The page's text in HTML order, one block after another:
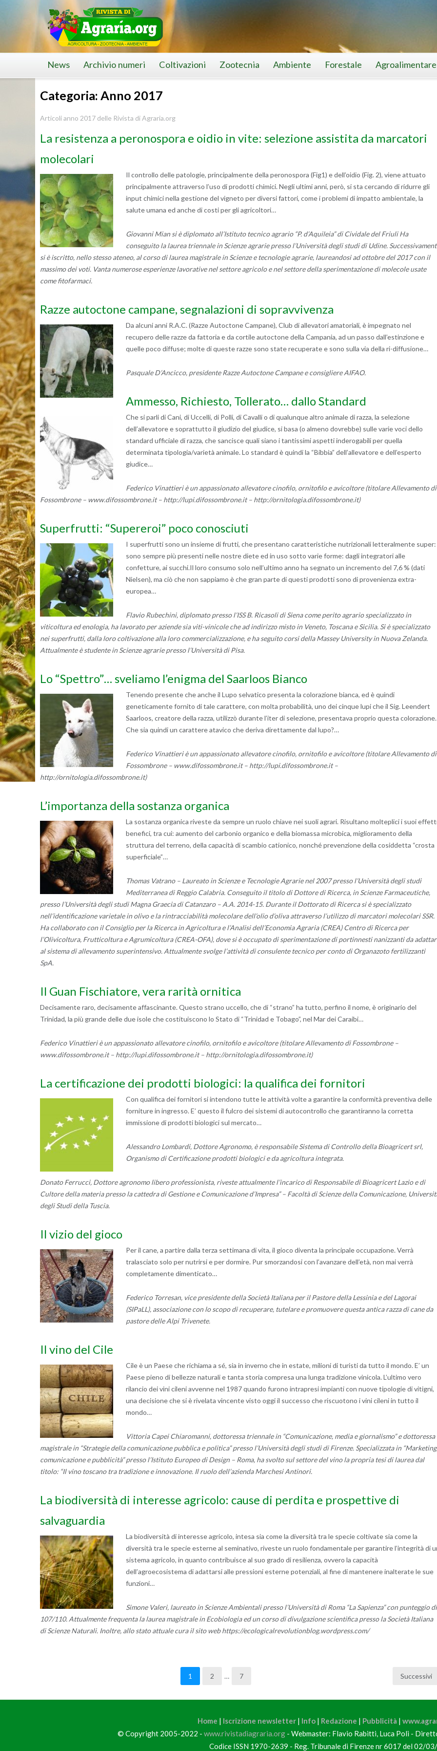
News Archivio numeri Coltivazioni Zootecnia Ambiente Forestale Agroalimentare
Categoria: Anno 2017
Articoli anno 2017 delle Rivista di Agraria.org
La resistenza a peronospora e oidio in vite: selezione assistita da marcatori
molecolari
Il controllo delle patologie, principalmente della peronospora (Fig1) e dell’oidio (Fig. 2), viene attuato
principalmente attraverso l’uso di prodotti chimici. Negli ultimi anni, però, si sta cercando di ridurre gli
input chimici nella gestione del vigneto per diversi fattori, come i problemi di impatto ambientale, la
salute umana ed anche di costi per gli agricoltori…
Giovanni Mian si è diplomato all’Istituto tecnico agrario “P. d’Aquileia” di Cividale del Friuli Ha
conseguito la laurea triennale in Scienze agrarie presso l’Università degli studi di Udine.
si è iscritto, nello stesso ateneo, al corso di laurea magistrale in Scienze e tecnologie agrarie, laureandosi ad ottobre del 2017 con il
massimo dei voti. Vanta numerose esperienze lavorative nel settore agricolo e nel settore della sperimentazione di molecole usate
come fitofarmaci.
Razze autoctone campane, segnalazioni di sopravvivenza
Da alcuni anni R.A.C. (Razze Autoctone Campane), Club di allevatori amatoriali, è impegnato nel
recupero delle razze da fattoria e da cortile autoctone della Campania, ad un passo dall’estinzione e
quelle poco diffuse; molte di queste razze sono state recuperate e sono sulla via della ri-diffusione…
Pasquale D’Ancicco, presidente Razze Autoctone Campane e consigliere AIFAO.
Ammesso, Richiesto, Tollerato… dallo Standard
Che si parli di Cani, di Uccelli, di Polli, di Cavalli o di qualunque altro animale di razza, la selezione
dell’allevatore e soprattutto il giudizio del giudice, si basa (o almeno dovrebbe) sulle varie voci dello
standard ufficiale di razza, che sancisce quali siano i tantissimi aspetti inderogabili per quella
determinata tipologia/varietà animale. Lo standard è quindi la “Bibbia” dell’allevatore e dell’esperto
giudice…
Federico Vinattieri è un appassionato allevatore cinofilo, ornitofilo e avicoltore (titolare Allevamento di
Fossombrone – www.difossombrone.it – http://lupi.difossombrone.it – http://ornitologia.difossombrone.it)
Superfrutti: “Supereroi” poco conosciuti
I superfrutti sono un insieme di frutti, che presentano caratteristiche nutrizionali letteralmente super:
sono sempre più presenti nelle nostre diete ed in uso sotto varie forme: dagli integratori alle
confetture, ai succhi.Il loro consumo solo nell’ultimo anno ha segnato un incremento del 7,6 % (dati
Nielsen), ma ciò che non sappiamo è che gran parte di questi prodotti sono di provenienza extra-
europea…
Flavio Rubechini, diplomato presso l’ISS B. Ricasoli di Siena come perito agrario specializzato in
viticoltura ed enologia, ha lavorato per aziende sia viti-vinicole che ad indirizzo misto in Veneto, Toscana e Sicilia. Si è specializzato
nei superfrutti, dalla loro coltivazione alla loro commercializzazione, e ha seguito corsi della Massey University in Nuova Zelanda.
Attualmente è studente in Scienze agrarie presso l’Università di Pisa.
Lo “Spettro”… sveliamo l’enigma del Saarloos Bianco
Tenendo presente che anche il Lupo selvatico presenta la colorazione bianca, ed è quindi
geneticamente fornito di tale carattere, con molta probabilità, uno dei cinque lupi che il Sig. Leendert
Saarloos, creatore della razza, utilizzò durante l’iter di selezione, presentava proprio questa colorazione.
Che sia quindi un carattere atavico che deriva direttamente dal lupo?…
Federico Vinattieri è un appassionato allevatore cinofilo, ornitofilo e avicoltore (titolare Allevamento di
Fossombrone – www.difossombrone.it – http://lupi.difossombrone.it –
http://ornitologia.difossombrone.it)
L’importanza della sostanza organica
La sostanza organica riveste da sempre un ruolo chiave nei suoli agrari. Risultano molteplici i suoi
benefici, tra cui: aumento del carbonio organico e della biomassa microbica, miglioramento della
struttura del terreno, della capacità di scambio cationico, nonché prevenzione della cosiddetta “crosta
superficiale”…
Thomas Vatrano – Laureato in Scienze e Tecnologie Agrarie nel 2007 presso l’Università degli studi
Mediterranea di Reggio Calabria. Conseguito il titolo di Dottore di Ricerca, in Scienze Farmaceutiche,
presso l’Università degli studi Magna Graecia di Catanzaro – A.A. 2014-15. Durante il Dottorato di Ricerca si è specializzato
nell’identificazione varietale in olivo e la rintracciabilità molecolare dell’olio d’oliva attraverso l’utilizzo di marcatori molecolari SSR.
Ha collaborato con il Consiglio per la Ricerca in Agricoltura e l’Analisi dell’Economia Agraria (CREA) Centro di Ricerca per
l’Olivicoltura, Frutticoltura e Agrumicoltura (CREA-OFA), dove si è occupato di sperimentazione di portinnesti nanizzanti da
al sistema di allevamento superintensivo. Attualmente svolge l’attività di consulente tecnico per conto di Organazoto fertilizzanti
SpA.
Il Guan Fischiatore, vera rarità ornitica
Decisamente raro, decisamente affascinante. Questo strano uccello, che di “strano” ha tutto, perfino il nome, è originario del
Trinidad, la più grande delle due isole che costituiscono lo Stato di “Trinidad e Tobago”, nel Mar dei Caraibi…
Federico Vinattieri è un appassionato allevatore cinofilo, ornitofilo e avicoltore (titolare Allevamento di Fossombrone –
www.difossombrone.it – http://lupi.difossombrone.it – http://ornitologia.difossombrone.it)
La certificazione dei prodotti biologici: la qualifica dei fornitori
Con qualifica dei fornitori si intendono tutte le attività volte a garantire la conformità preventiva delle
forniture in ingresso. E’ questo il fulcro dei sistemi di autocontrollo che garantiranno la corretta
immissione di prodotti biologici sul mercato…
Alessandro Lombardi, Dottore Agronomo, è responsabile Sistema di Controllo della Bioagricert srl,
Organismo di Certificazione prodotti biologici e da agricoltura integrata.
Donato Ferrucci, Dottore agronomo libero professionista, riveste attualmente l’incarico di Responsabile di Bioagricert Lazio e di
Cultore della materia presso la cattedra di Gestione e Comunicazione d’Impresa” – Facoltà di Scienze della Comunicazione,
degli Studi della Tuscia.
Il vizio del gioco
Per il cane, a partire dalla terza settimana di vita, il gioco diventa la principale occupazione. Verrà
tralasciato solo per nutrirsi e per dormire. Pur smorzandosi con l’avanzare dell’età, non mai verrà
completamente dimenticato…
Federico Torresan, vice presidente della Società Italiana per il Pastore della Lessinia e del Lagorai
(SIPaLL), associazione con lo scopo di recuperare, tutelare e promuovere questa antica razza di cane da
pastore delle Alpi Trivenete.
Il vino del Cile
Cile è un Paese che richiama a sé, sia in inverno che in estate, milioni di turisti da tutto il mondo. E’ un
Paese pieno di bellezze naturali e tanta storia compresa una lunga tradizione vinicola. L’ultimo vero
rilancio dei vini cileni avvenne nel 1987 quando furono intrapresi impianti con nuove tipologie di vitigni,
una decisione che si è rivelata vincente visto oggi il successo che riscuotono i vini cileni in tutto il
mondo…
Vittoria Capei Chiaromanni, dottoressa triennale in “Comunicazione, media e giornalismo” e dottoressa
magistrale in “Strategie della comunicazione pubblica e politica” presso l’Università degli studi di Firenze. Specializzata in
comunicazione e pubblicità” presso l’Istituto Europeo di Design – Roma, ha svolto sul settore del vino la propria tesi di laurea dal
titolo: “Il vino toscano tra tradizione e innovazione. Il ruolo dell’azienda Marchesi Antinori.
La biodiversità di interesse agricolo: cause di perdita e prospettive di
salvaguardia
La biodiversità di interesse agricolo, intesa sia come la diversità tra le specie coltivate sia come la
diversità tra le specie esterne al seminativo, riveste un ruolo fondamentale per garantire l’integrità di
sistema agricolo, in quanto contribuisce al suo grado di resilienza, ovvero la capacità
dell’agroecosistema di adattarsi alle pressioni esterne potenziali, al fine di mantenere inalterate le sue
funzioni…
Simone Valeri, laureato in Scienze Ambientali presso l’Università di Roma “La Sapienza” con punteggio di
107/110. Attualmente frequenta la laurea magistrale in Ecobiologia ed un corso di divulgazione scientifica presso la Società Italiana
di Scienze Naturali. Inoltre, allo stato attuale cura il sito web https://ecologicalrevolutionblog.wordpress.com/
1 2 … 7 Successivi
Home | Iscrizione newsletter | Info | Redazione | Pubblicità |
© Copyright 2005-2022 - www.rivistadiagraria.org - Webmaster: Flavio Rabitti, Luca Poli -
Codice ISSN 1970-2639 - Reg. Tribunale di Firenze nr 6017 del 02/